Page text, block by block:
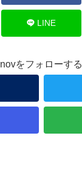
LINE
novをフォローする